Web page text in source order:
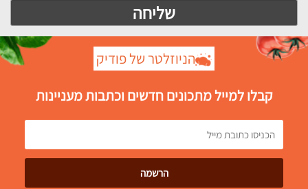
הניוזלטר של פודיק
קבלו למייל מתכונים חדשים וכתבות מעניינות